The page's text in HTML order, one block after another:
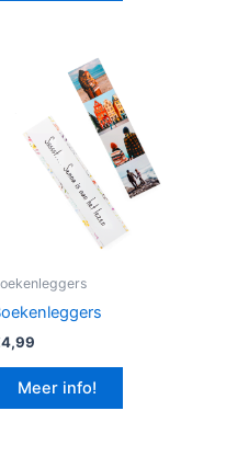
4,99
Meer info!